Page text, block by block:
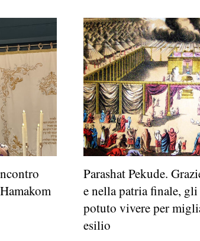
Parashat Pekude.
e nella patria finale,
potuto vivere per
esilio